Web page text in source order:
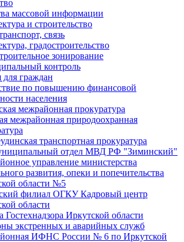
массовой информации
и строительство
связь
градостроительство
зонирование
контроль
граждан
по повышению финансовой
населения
межрайонная прокуратура
межрайонная природоохранная
транспортная прокуратура
отдел МВД РФ "Зиминский"
управление министерства
развития, опеки и попечительства
области №5
филиал ОГКУ Кадровый центр
области
Гостехнадзора Иркутской области
экстренных и аварийных служб
ИФНС России № 6 по Иркутской